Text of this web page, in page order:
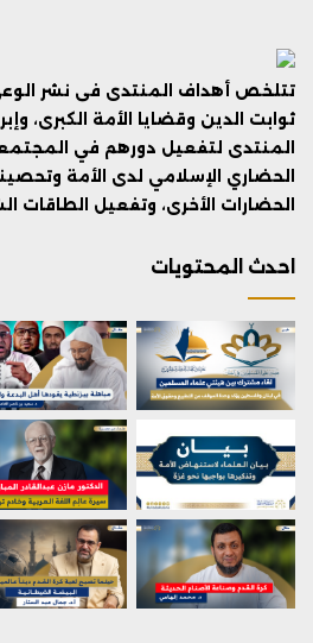
تتلخص أهداف المنتدى فى نشر
ثوابت الدين وقضايا الأمة الكبرى،
المنتدى لتفعيل دورهم في
الحضاري الإسلامي لدى الأمة
الحضارات الأخرى، وتفعيل الطاقات
احدث المحتويات